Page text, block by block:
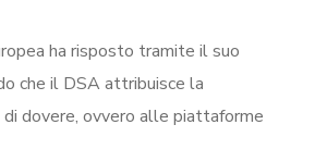
ha risposto tramite il suo
che il DSA attribuisce la
di dovere, ovvero alle piattaforme